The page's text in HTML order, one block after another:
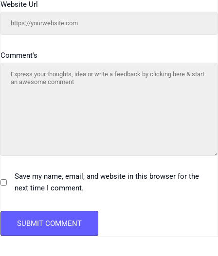
Comment's
Website Url
Save my name, email, and website in this browser for the
next time I comment.